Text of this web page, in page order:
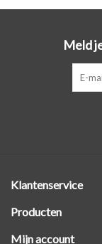
Meld
Klantenservice
Producten
Mijn account